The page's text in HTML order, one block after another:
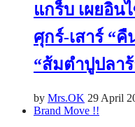
แกร็บ เผยอิน
ศุกร์-เสาร์ “คื
“ส้มตำปูปลา
by Mrs.OK 29 April
Brand Move !!